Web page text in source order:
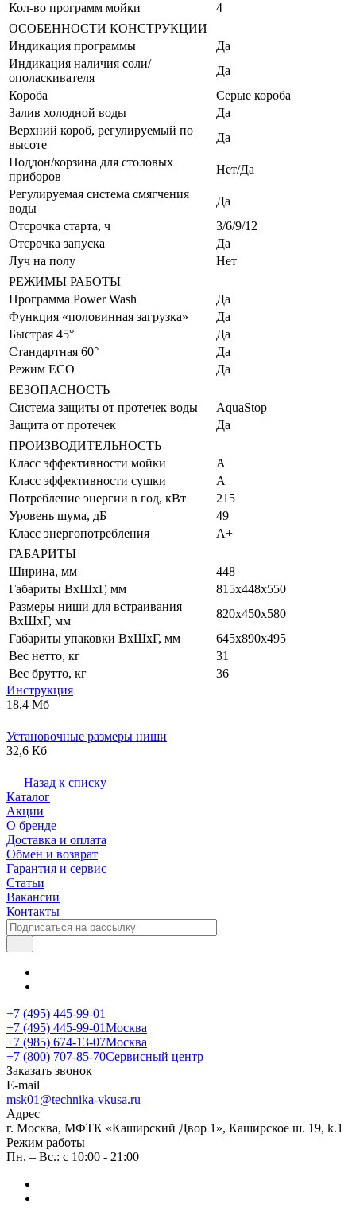
Кол-во программ мойки
4
ОСОБЕННОСТИ КОНСТРУКЦИИ
Индикация программы
Да
Индикация наличия соли/
ополаскивателя
Да
Короба
Серые короба
Залив холодной воды
Да
Верхний короб, регулируемый по
высоте
Да
Поддон/корзина для столовых
приборов
Нет/Да
Регулируемая система смягчения
воды
Да
Отсрочка старта, ч
3/6/9/12
Отсрочка запуска
Да
Луч на полу
Нет
РЕЖИМЫ РАБОТЫ
Программа Power Wash
Да
Функция «половинная загрузка»
Да
Быстрая 45°
Да
Стандартная 60°
Да
Режим ECO
Да
БЕЗОПАСНОСТЬ
Система защиты от протечек воды
AquaStop
Защита от протечек
Да
ПРОИЗВОДИТЕЛЬНОСТЬ
Класс эффективности мойки
A
Класс эффективности сушки
A
Потребление энергии в год, кВт
215
Уровень шума, дБ
49
Класс энергопотребления
A+
ГАБАРИТЫ
Ширина, мм
448
Габариты ВхШхГ, мм
815х448х550
Размеры ниши для встраивания
ВхШхГ, мм
820х450х580
Габариты упаковки ВхШхГ, мм
645x890x495
Вес нетто, кг
31
Вес брутто, кг
36
Инструкция
18,4 Мб
Установочные размеры ниши
32,6 Кб
Назад к списку
Каталог
Акции
О бренде
Доставка и оплата
Обмен и возврат
Гарантия и сервис
Статьи
Вакансии
Контакты
+7 (495) 445-99-01
+7 (495) 445-99-01Москва
+7 (985) 674-13-07Москва
+7 (800) 707-85-70Сервисный центр
Заказать звонок
E-mail
msk01@technika-vkusa.ru
Адрес
г. Москва, МФТК «Каширский Двор 1», Каширское ш. 19, k.1
Режим работы
Пн. – Вс.: с 10:00 - 21:00